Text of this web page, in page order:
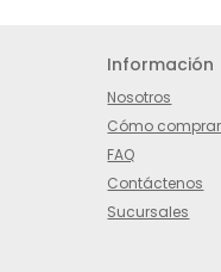
Información
Nosotros
Cómo comprar
FAQ
Contáctenos
Sucursales